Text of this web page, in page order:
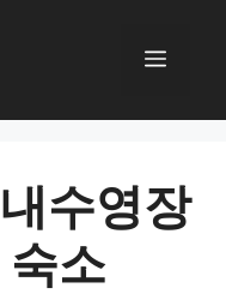
메
수영장
소